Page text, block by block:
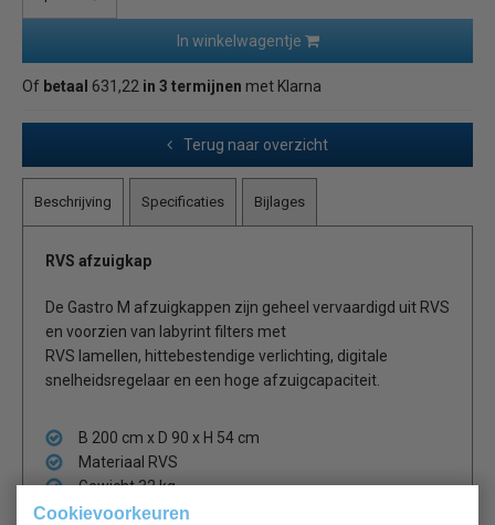
Cookievoorkeuren
In winkelwagentje
Of betaal 631,22 in 3 termijnen met Klarna
Terug naar overzicht
Beschrijving Specificaties Bijlages
RVS afzuigkap
De Gastro M afzuigkappen zijn geheel vervaardigd uit RVS
en voorzien van labyrint filters met
RVS lamellen, hittebestendige verlichting, digitale
snelheidsregelaar en een hoge afzuigcapaciteit.
B 200 cm x D 90 x H 54 cm
Materiaal RVS
Gewicht 32 kg
Digitale snelheidsregelaar